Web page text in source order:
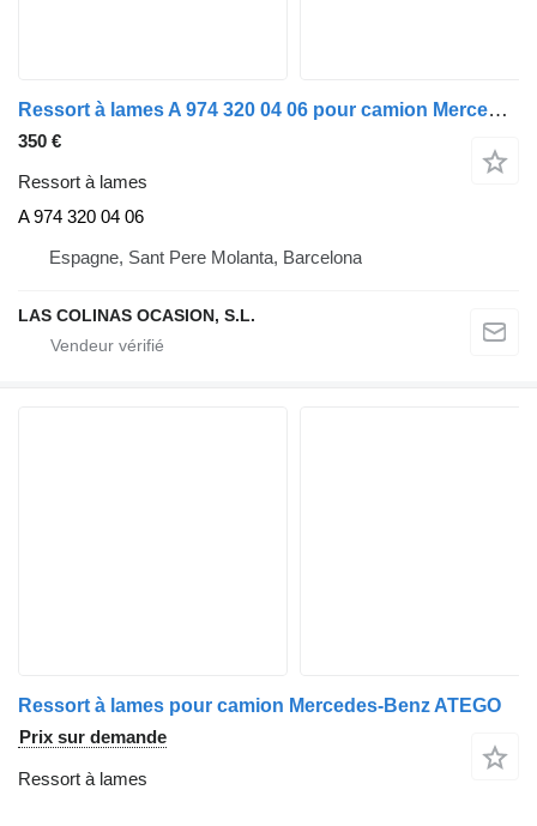
Ressort à lames A 974 320 04 06 pour camion Mercedes-Benz ATEGO
350 €
Ressort à lames
A 974 320 04 06
Espagne, Sant Pere Molanta, Barcelona
LAS COLINAS OCASION, S.L.
Ressort à lames pour camion Mercedes-Benz ATEGO
Prix sur demande
Ressort à lames